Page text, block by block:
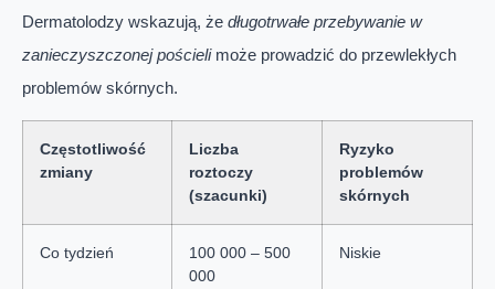
Dermatolodzy wskazują, że długotrwałe przebywanie w
zanieczyszczonej pościelimoże prowadzić do przewlekłych
problemów skórnych.
Częstotliwość
zmiany
Liczba
roztoczy
(szacunki)
Ryzyko
problemów
skórnych
Co tydzień
100 000 – 500
000
Niskie